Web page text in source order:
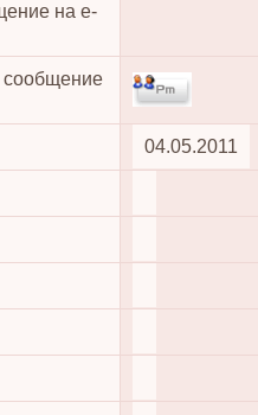
на e-
сообщение
04.05.2011